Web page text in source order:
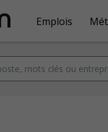
Emplois